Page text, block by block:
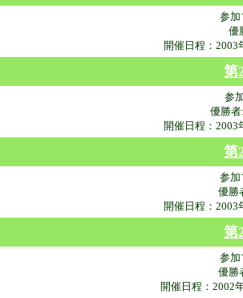
参加
優
開催日程：2003
第
参
優勝
開催日程：2003
第
参加
優勝
開催日程：2003
第
参加
優勝
開催日程：2002